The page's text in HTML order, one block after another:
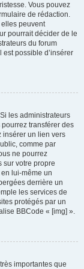
Vous pouvez
de rédaction.
peuvent
pourrait décider de le
du forum
est possible d’insérer
les administrateurs
transférer des
insérer un lien vers
comme par
ne pourrez
sur votre propre
lui-même un
derrière un
les services de
protégés par un
BBCode « [img] ».
importantes que